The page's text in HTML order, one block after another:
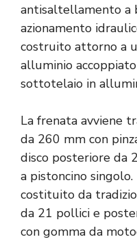
antisaltellamento a
azionamento
costruito attorno a
alluminio
sottotelaio in
La frenata avviene
da 260 mm con
disco posteriore da
a pistoncino
costituito da
da 21 pollici e
con gomma da